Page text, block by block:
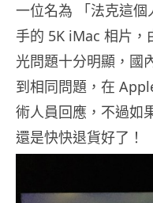
一位名為 「法克這
手的 5K iMac 相片，
光問題十分明顯，國
到相同問題，在
術人員回應，不過如
還是快快退貨好了！